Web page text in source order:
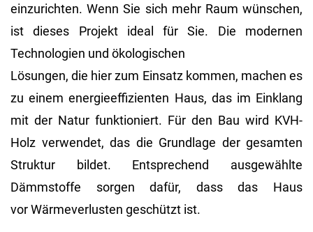
einzurichten. Wenn Sie sich mehr Raum wünschen,
ist dieses Projekt ideal für Sie. Die modernen
Technologien und ökologischen
Lösungen, die hier zum Einsatz kommen, machen es
zu einem energieeffizienten Haus, das im Einklang
mit der Natur funktioniert. Für den Bau wird KVH-
Holz verwendet, das die Grundlage der gesamten
Struktur bildet. Entsprechend ausgewählte
Dämmstoffe sorgen dafür, dass das Haus
vor Wärmeverlusten geschützt ist.